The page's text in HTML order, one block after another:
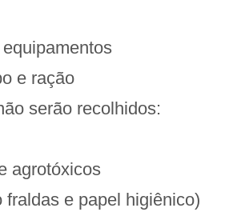
e ração
serão recolhidos:
agrotóxicos
fraldas e papel higiênico)